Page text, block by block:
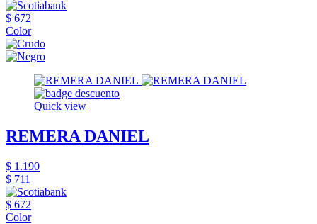
$ 672
Color
Quick view
REMERA DANIEL
$ 1.190
$ 711
$ 672
Color